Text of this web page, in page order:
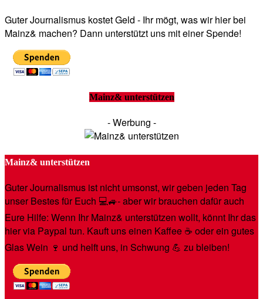
Guter Journalismus kostet Geld - Ihr mögt, was wir hier bei
Mainz& machen? Dann unterstützt uns mit einer Spende!
Mainz& unterstützen
- Werbung -
Mainz& unterstützen
Guter Journalismus ist nicht umsonst, wir geben jeden Tag
unser Bestes für Euch 💻🚙- aber wir brauchen dafür auch
Eure Hilfe: Wenn Ihr Mainz& unterstützen wollt, könnt Ihr das
hier via Paypal tun. Kauft uns einen Kaffee ☕️ oder ein gutes
Glas Wein 🍷 und helft uns, in Schwung 💪 zu bleiben!